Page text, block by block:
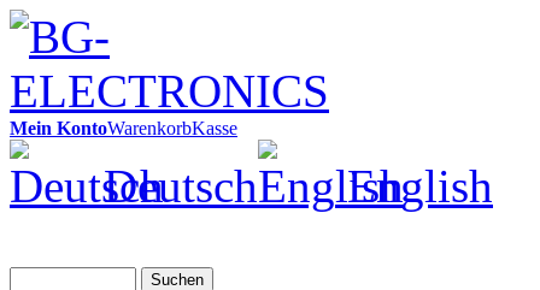
Mein KontoWarenkorbKasse
Deutsch English
Suchen